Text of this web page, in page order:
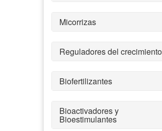
Micorrizas
Reguladores del crecimiento
Biofertilizantes
Bioactivadores y
Bioestimulantes